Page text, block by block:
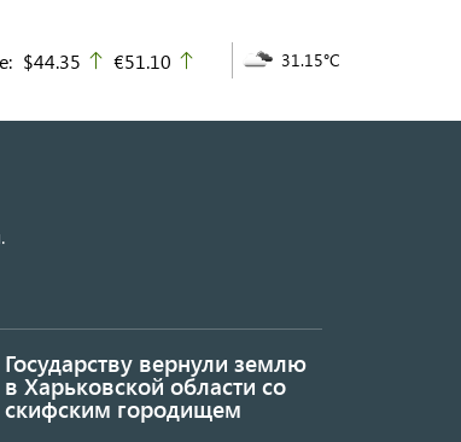
$44.35 up
€51.10 31.15°C
Государству вернули землю
в Харьковской области со
скифским городищем